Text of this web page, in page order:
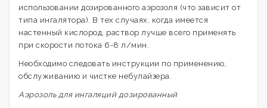
использовании дозированного аэрозоля (что зависит от
типа ингалятора). В тех случаях, когда имеется
настенный кислород, раствор лучше всего применять
при скорости потока 6-8 л/мин.
Необходимо следовать инструкции по применению,
обслуживанию и чистке небулайзера.
Аэрозоль для ингаляций дозированный